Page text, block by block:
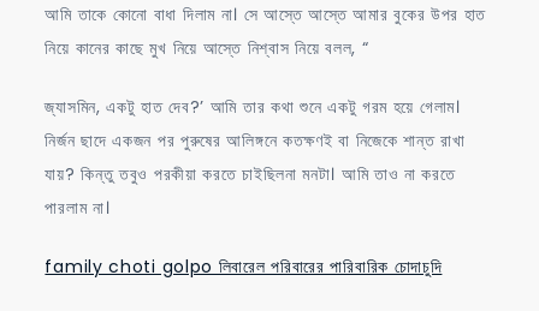
আমি তাকে কোনো বাধা দিলাম না। সে আস্তে আস্তে আমার বুকের উপর হাত
নিয়ে কানের কাছে মুখ নিয়ে আস্তে নিশ্বাস নিয়ে বলল, “
জ্যাসমিন, একটু হাত দেব?’ আমি তার কথা শুনে একটু গরম হয়ে গেলাম।
নির্জন ছাদে একজন পর পুরুষের আলিঙ্গনে কতক্ষণই বা নিজেকে শান্ত রাখা
যায়? কিন্তু তবুও পরকীয়া করতে চাইছিলনা মনটা। আমি তাও না করতে
পারলাম না।
family choti golpo লিবারেল পরিবারের পারিবারিক চোদাচুদি